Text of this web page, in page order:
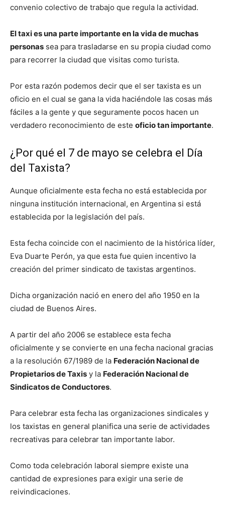
convenio colectivo de trabajo que regula la actividad.
El taxi es una parte importante en la vida de muchas
personas sea para trasladarse en su propia ciudad como
para recorrer la ciudad que visitas como turista.
Por esta razón podemos decir que el ser taxista es un
oficio en el cual se gana la vida haciéndole las cosas más
fáciles a la gente y que seguramente pocos hacen un
verdadero reconocimiento de este oficio tan importante.
¿Por qué el 7 de mayo se celebra el Día
del Taxista?
Aunque oficialmente esta fecha no está establecida por
ninguna institución internacional, en Argentina si está
establecida por la legislación del país.
Esta fecha coincide con el nacimiento de la histórica líder,
Eva Duarte Perón, ya que esta fue quien incentivo la
creación del primer sindicato de taxistas argentinos.
Dicha organización nació en enero del año 1950 en la
ciudad de Buenos Aires.
A partir del año 2006 se establece esta fecha
oficialmente y se convierte en una fecha nacional gracias
a la resolución 67/1989 de la Federación Nacional de
Propietarios de Taxis y la Federación Nacional de
Sindicatos de Conductores.
Para celebrar esta fecha las organizaciones sindicales y
los taxistas en general planifica una serie de actividades
recreativas para celebrar tan importante labor.
Como toda celebración laboral siempre existe una
cantidad de expresiones para exigir una serie de
reivindicaciones.